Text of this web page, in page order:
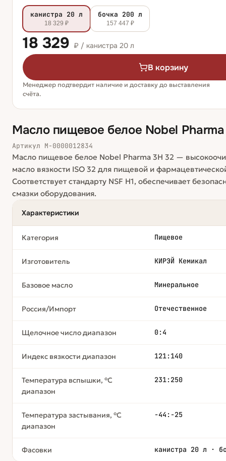
Масло пищевое белое Nobel
Артикул М-0000012834
Масло пищевое белое Nobel Pharma 3H 32 —
масло вязкости ISO 32 для пищевой и
Соответствует стандарту NSF H1, обеспечивает
смазки оборудования.
Характеристики
Категория Пищевое
Изготовитель КИРЭЙ Кемикал
Базовое масло Минеральное
Россия/Импорт Отечественное
Щелочное число диапазон 0:4
Индекс вязкости диапазон 121:140
Температура вспышки, °С
диапазон
231:250
Температура застывания, °С
диапазон
-44:-25
Фасовки канистра 20 л ·
канистра 20 л
18 329 ₽
бочка 200 л
157 447 ₽
18 329 ₽ / канистра 20 л
В корзину
Менеджер подтвердит наличие и доставку до выставления
счёта.